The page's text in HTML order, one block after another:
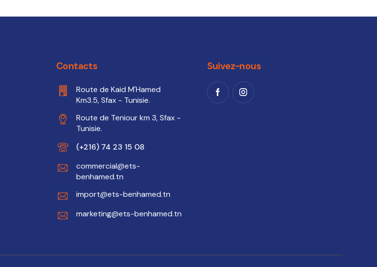
Contacts
Route de Kaid M'Hamed
Km3.5, Sfax - Tunisie.
Route de Teniour km 3, Sfax -
Tunisie.
(+216) 74 23 15 08
commercial@ets-
benhamed.tn
import@ets-benhamed.tn
marketing@ets-benhamed.tn
Suivez-nous